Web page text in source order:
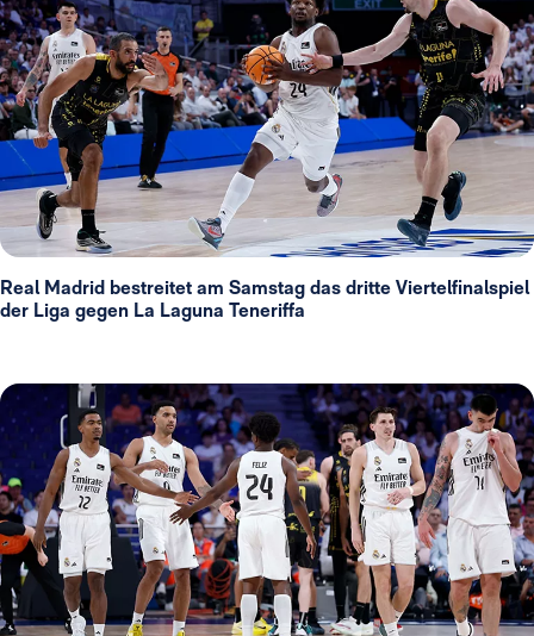
Real Madrid bestreitet am Samstag das dritte Viertelfinalspiel
der Liga gegen La Laguna Teneriffa